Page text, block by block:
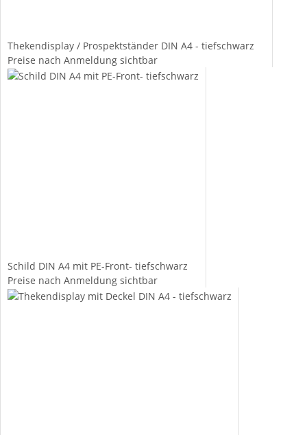
Thekendisplay / Prospektständer DIN A4 - tiefschwarz
Preise nach Anmeldung sichtbar
Schild DIN A4 mit PE-Front- tiefschwarz
Preise nach Anmeldung sichtbar